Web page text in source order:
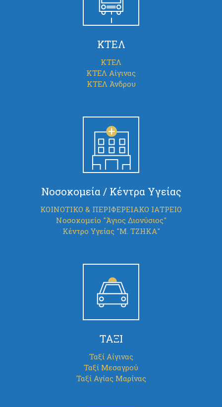
ΚΤΕΛ
ΚΤΕΛ
ΚΤΕΛ Αίγινας
ΚΤΕΛ Άνδρου
Νοσοκομεία / Κέντρα Υγείας
ΚΟΙΝΟΤΙΚΟ & ΠΕΡΙΦΕΡΕΙΑΚΟ ΙΑΤΡΕΙΟ
Νοσοκομείο "Άγιος Διονύσιος"
Κέντρο Υγείας "Μ. ΤΖΗΚΑ"
ΤΑΞΙ
Ταξί Αίγινας
Ταξί Μεσαγρού
Ταξί Αγίας Μαρίνας